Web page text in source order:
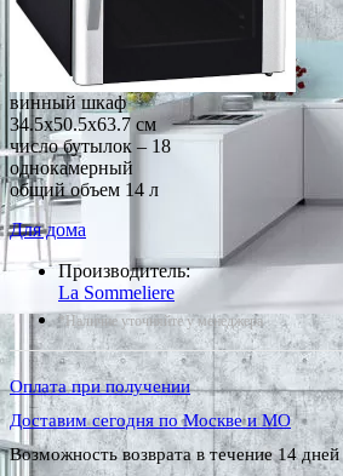
винный шкаф
34.5x50.5x63.7 см
число бутылок – 18
однокамерный
общий объем 14 л
Для дома
Производитель:
La Sommeliere
*Наличие уточняйте у менеджера
Оплата при получении
Доставим сегодня по Москве и МО
Возможность возврата в течение 14 дней